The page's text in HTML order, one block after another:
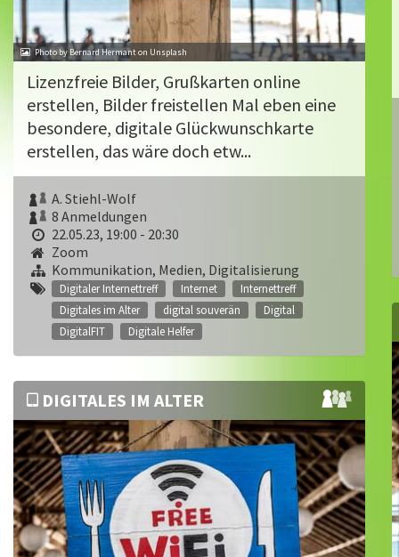
Photo by Bernard Hermant on Unsplash
Lizenzfreie Bilder, Grußkarten online
erstellen, Bilder freistellen Mal eben eine
besondere, digitale Glückwunschkarte
erstellen, das wäre doch etw...
A. Stiehl-Wolf
8 Anmeldungen
22.05.23, 19:00 - 20:30
Zoom
Kommunikation, Medien, Digitalisierung
Digitaler Internettreff Internet
Internettreff
Digitales im Alter
digital souverän
Digital
DigitalFIT
Digitale Helfer
DIGITALES IM ALTER